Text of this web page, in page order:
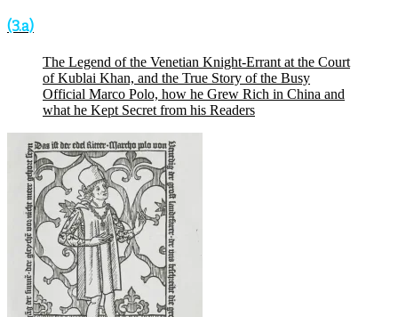
(3.a)
The Legend of the Venetian Knight-Errant at the Court
of Kublai Khan, and the True Story of the Busy
Official Marco Polo, how he Grew Rich in China and
what he Kept Secret from his Readers